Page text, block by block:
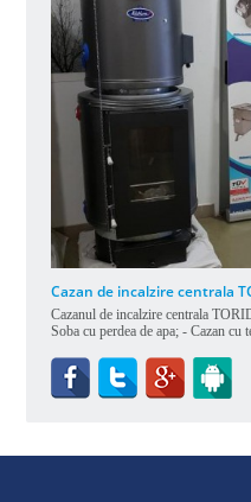
Cazan de incalzire centrala
Cazanul de incalzire centrala
Soba cu perdea de apa; - Cazan cu